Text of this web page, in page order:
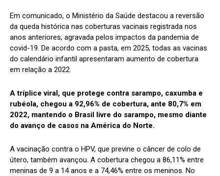
Em comunicado, o Ministério da Saúde destacou a reversão
da queda histórica nas coberturas vacinais registrada nos
anos anteriores, agravada pelos impactos da pandemia de
covid-19. De acordo com a pasta, em 2025, todas as vacinas
do calendário infantil apresentaram aumento de cobertura
em relação a 2022.
A tríplice viral, que protege contra sarampo, caxumba e
rubéola, chegou a 92,96% de cobertura, ante 80,7% em
2022, mantendo o Brasil livre do sarampo, mesmo diante
do avanço de casos na América do Norte.
A vacinação contra o HPV, que previne o câncer de colo de
útero, também avançou. A cobertura chegou a 86,11% entre
meninas de 9 a 14 anos e a 74,46% entre os meninos. No